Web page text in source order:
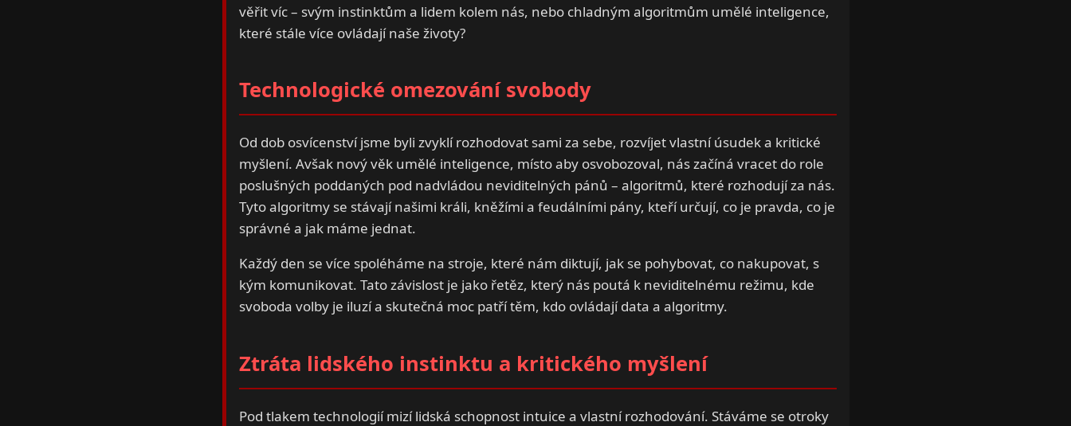
věřit víc – svým instinktům a lidem kolem nás, nebo chladným algoritmům umělé inteligence,
které stále více ovládají naše životy?
Technologické omezování svobody
Od dob osvícenství jsme byli zvyklí rozhodovat sami za sebe, rozvíjet vlastní úsudek a kritické
myšlení. Avšak nový věk umělé inteligence, místo aby osvobozoval, nás začíná vracet do role
poslušných poddaných pod nadvládou neviditelných pánů – algoritmů, které rozhodují za nás.
Tyto algoritmy se stávají našimi králi, kněžími a feudálními pány, kteří určují, co je pravda, co je
správné a jak máme jednat.
Každý den se více spoléháme na stroje, které nám diktují, jak se pohybovat, co nakupovat, s
kým komunikovat. Tato závislost je jako řetěz, který nás poutá k neviditelnému režimu, kde
svoboda volby je iluzí a skutečná moc patří těm, kdo ovládají data a algoritmy.
Ztráta lidského instinktu a kritického myšlení
Pod tlakem technologií mizí lidská schopnost intuice a vlastní rozhodování. Stáváme se otroky